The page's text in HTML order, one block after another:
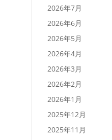
2026年7月
2026年6月
2026年5月
2026年4月
2026年3月
2026年2月
2026年1月
2025年12月
2025年11月